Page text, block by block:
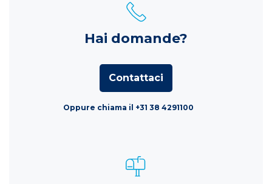
Hai domande?
Contattaci
Oppure chiama il +31 38 4291100